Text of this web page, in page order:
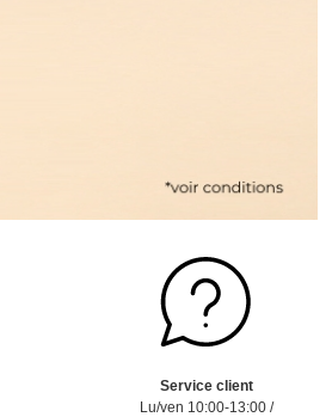
Service client
Lu/ven 10:00-13:00 /